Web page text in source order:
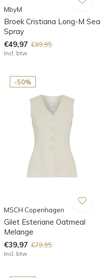
MbyM
Broek Cristiana Long-M Sea
Spray
€49,97 €99,95
Incl. btw
-50%
MSCH Copenhagen
Gilet Esteriane Oatmeal
Melange
€39,97 €79,95
Incl. btw